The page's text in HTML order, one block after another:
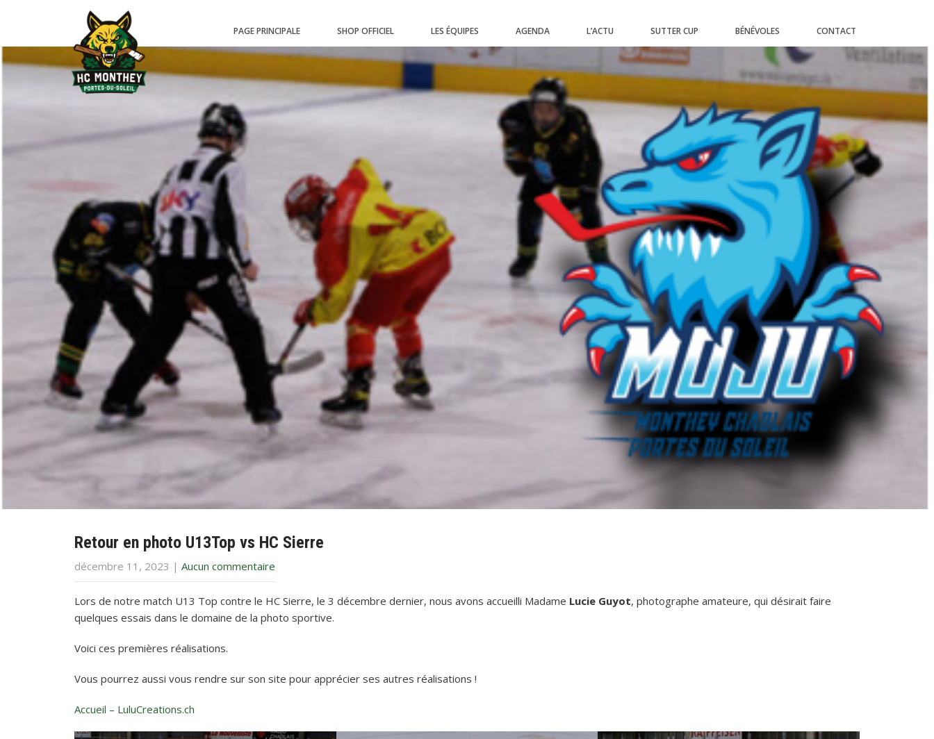
PAGE PRINCIPALE SHOP OFFICIEL LES ÉQUIPES AGENDA L’ACTU SUTTER CUP BÉNÉVOLES CONTACT
Retour en photo U13Top vs HC Sierre
décembre 11, 2023 | Aucun commentaire
Lors de notre match U13 Top contre le HC Sierre, le 3 décembre dernier, nous avons accueilli Madame Lucie Guyot, photographe amateure, qui désirait faire
quelques essais dans le domaine de la photo sportive.
Voici ces premières réalisations.
Vous pourrez aussi vous rendre sur son site pour apprécier ses autres réalisations !
Accueil – LuluCreations.ch